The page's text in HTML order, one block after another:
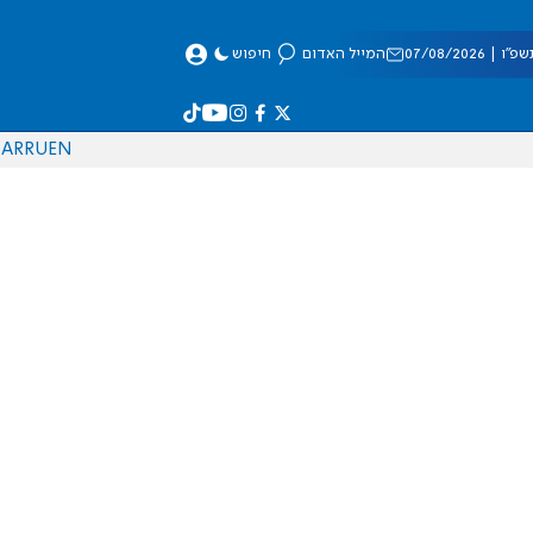
08/2026 המייל האדום חיפוש
EN
RU
AR